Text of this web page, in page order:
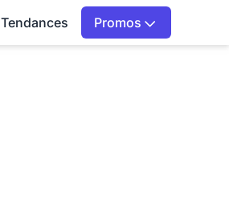
Tendances Promos